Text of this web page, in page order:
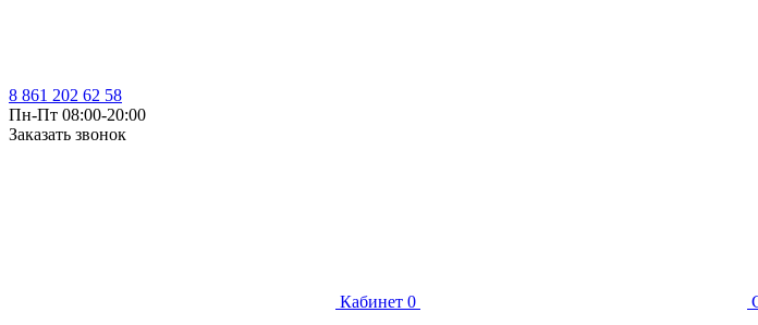
8 861 202 62 58
Пн-Пт 08:00-20:00
Заказать звонок
Кабинет 0